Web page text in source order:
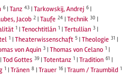
6 |Tanz 43 |Tarkowskij, Andrej 6 |
Jacob 2 |Taufe 24 |Technik 30 |
1 |Tenochtitlán 1 |Tertullian 3 |
1 |Theaterwissenschaft 5 |Theologie 31 |
von Aquin 3 |Thomas von Celano 1 |
|Tod Gottes 39 |Totentanz 1 |Tradition 61 |
1 |Tränen 8 |Trauer 16 |Traum / Traumbild 1